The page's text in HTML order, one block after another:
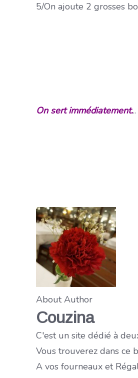
5/On ajoute 2 grosses
On sert immédiatement...
About Author
Couzina
C'est un site dédié à
Vous trouverez dans ce
A vos fourneaux et